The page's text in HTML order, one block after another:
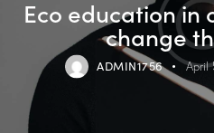
Eco education in
change
ADMIN1756 April